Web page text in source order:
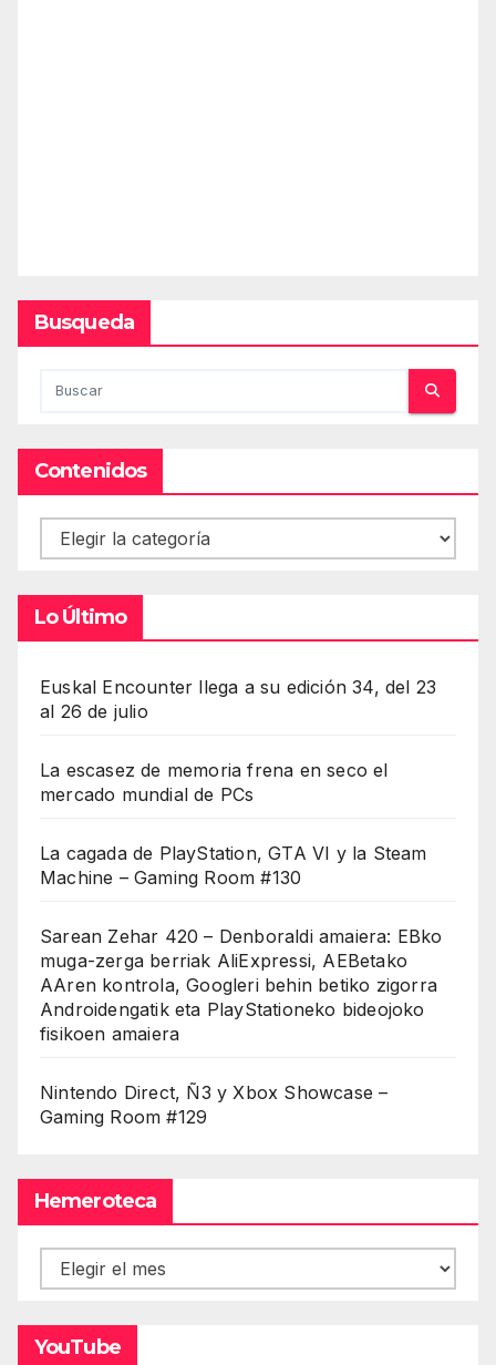
Busqueda
Contenidos
Contenidos
Lo Último
Euskal Encounter llega a su edición 34, del 23
al 26 de julio
La escasez de memoria frena en seco el
mercado mundial de PCs
La cagada de PlayStation, GTA VI y la Steam
Machine – Gaming Room #130
Sarean Zehar 420 – Denboraldi amaiera: EBko
muga-zerga berriak AliExpressi, AEBetako
AAren kontrola, Googleri behin betiko zigorra
Androidengatik eta PlayStationeko bideojoko
fisikoen amaiera
Nintendo Direct, Ñ3 y Xbox Showcase –
Gaming Room #129
Hemeroteca
Hemeroteca
YouTube